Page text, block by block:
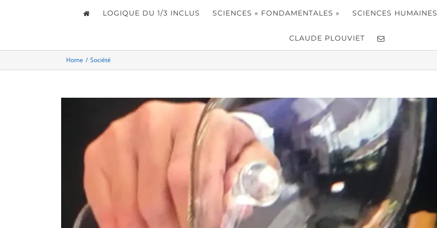
LOGIQUE DU 1/3 INCLUS SCIENCES « FONDAMENTALES » SCIENCES HUMAINES
CLAUDE PLOUVIET
Home / Société